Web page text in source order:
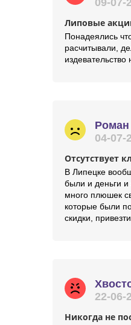
09-07-
Липовые
Понадеялись
расчитывали,
Роман
04-07-
Отсутствует
В Липецке
были и деньги
много плюшек
которые были
скидки,
22-06-
Никогда не